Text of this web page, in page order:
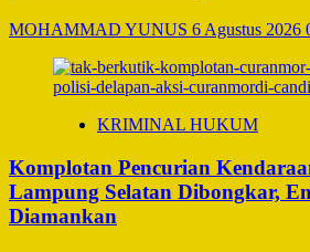
MOHAMMAD YUNUS 6 Agustus 2026
KRIMINAL HUKUM
Komplotan Pencurian
Lampung Selatan Dibongkar,
Diamankan